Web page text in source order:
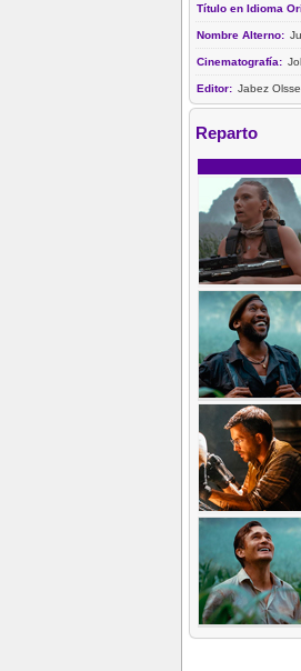
Título en Idioma
Nombre Alterno:
Cinematografía:
Editor: Jabez
Reparto